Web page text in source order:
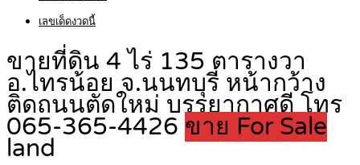
เลขเด็ดงวดนี้
ขายที่ดิน 4 ไร่ 135 ตารางวา
อ.ไทรน้อย จ.นนทบุรี หน้ากว้าง
ติดถนนตัดใหม่ บรรยากาศดี โทร
065-365-4426 ขาย For Sale
land